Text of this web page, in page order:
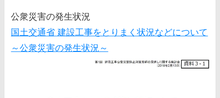
公衆災害の発生状況
国土交通省 建設工事をとりまく状況などについて
～公衆災害の発生状況～